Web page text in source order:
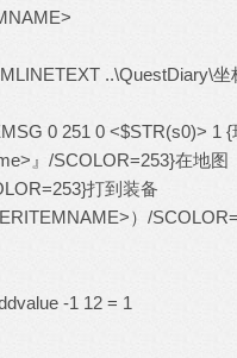
..\QuestDiary\坐
0 251 0 <$STR(s0)> 1 {
』/SCOLOR=253}在地图
打到装备
）/
-1 12 = 1